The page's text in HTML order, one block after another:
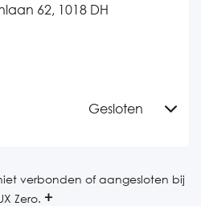
62, 1018 DH
Gesloten
09:00-22:00
verbonden of aangesloten bij
Zero.